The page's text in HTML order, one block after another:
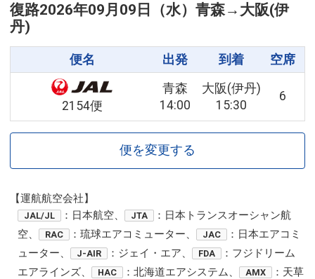
復路2026年09月09日（水） 青森→ 大阪(伊
丹)
便名 出発 到着 空席
2154便
青森
14:00
大阪(伊丹)
15:30
6
便を変更する
【運航航空会社】
JAL/JL ：日本航空、 JTA
：日本トランスオーシャン航
空、
RAC ：琉球エアコミューター、 JAC
：日本エアコミ
ューター、
J-AIR ：ジェイ・エア、 FDA
：フジドリーム
エアラインズ、
HAC ：北海道エアシステム、 AMX
：天草